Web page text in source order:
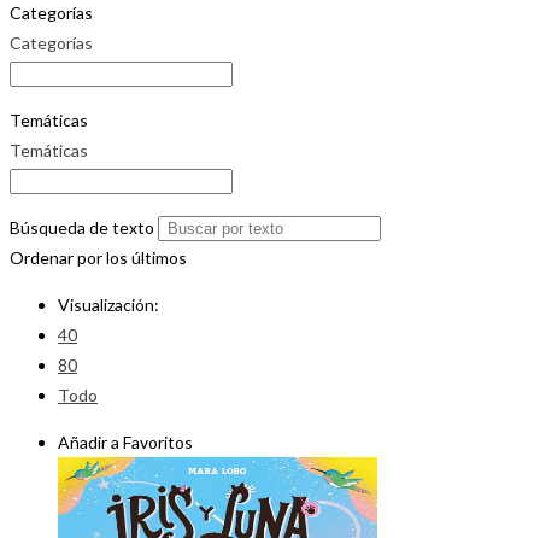
Categorías
Categorías
Temáticas
Temáticas
Búsqueda de texto
Ordenar por los últimos
Visualización:
40
80
Todo
Añadir a Favoritos